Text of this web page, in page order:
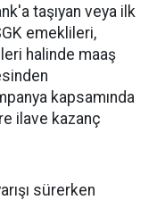
taşıyan veya ilk
emeklileri,
halinde maaş
kapsamında
ilave kazanç
sürerken